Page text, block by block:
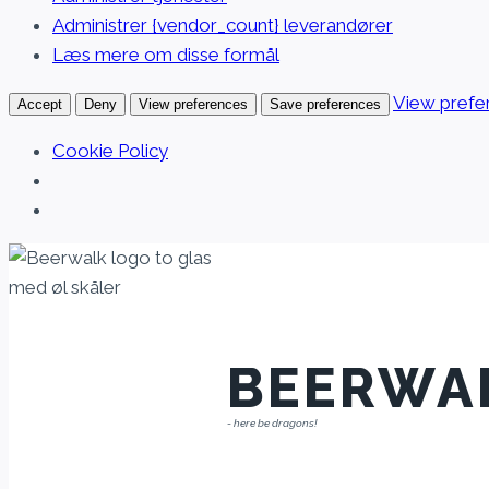
Administrer {vendor_count} leverandører
Læs mere om disse formål
Accept Deny View preferences Save preferences View
Cookie Policy
Fortsæt
til
- here be dragons!